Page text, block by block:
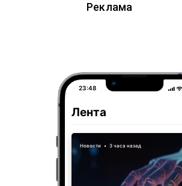
Реклама
23:48
Лента
Новости • 3 часа назад